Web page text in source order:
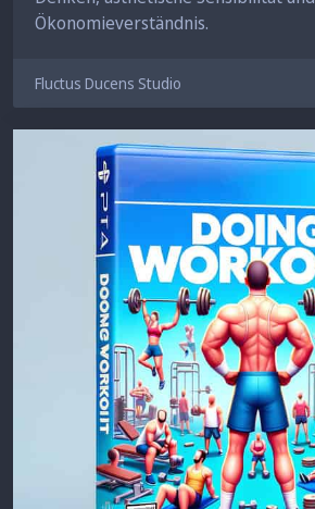
Ökonomieverständnis.
Fluctus Ducens Studio